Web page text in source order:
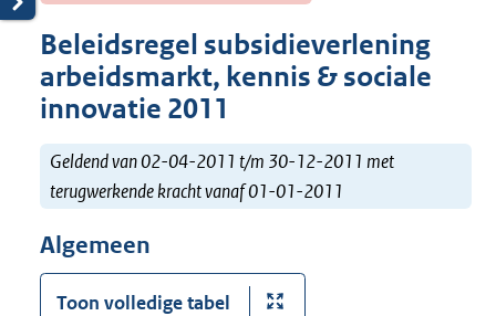
Beleidsregel subsidieverlening
arbeidsmarkt, kennis & sociale
innovatie 2011
Geldend van 02-04-2011 t/m 30-12-2011 met
terugwerkende kracht vanaf 01-01-2011
Algemeen
Toon volledige tabel